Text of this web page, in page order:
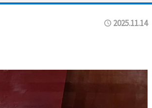
2025.11.14